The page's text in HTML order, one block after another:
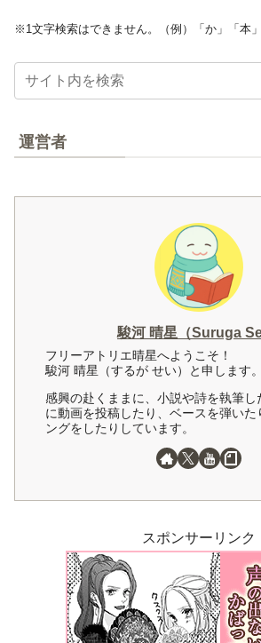
※1文字検索はできません。（例）「か」「本
運営者
駿河 晴星（Suruga
フリーアトリエ晴星へようこそ！
駿河 晴星（するが せい）と申します。
感興の赴くままに、小説や詩を執筆し
に動画を投稿したり、ベースを弾いた
ングをしたりしています。
スポンサーリンク